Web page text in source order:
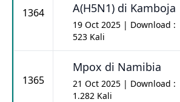
1364
A(H5N1) di Kamboja
19 Oct 2025 | Download :
523 Kali
1365
Mpox di Namibia
21 Oct 2025 | Download :
1.282 Kali